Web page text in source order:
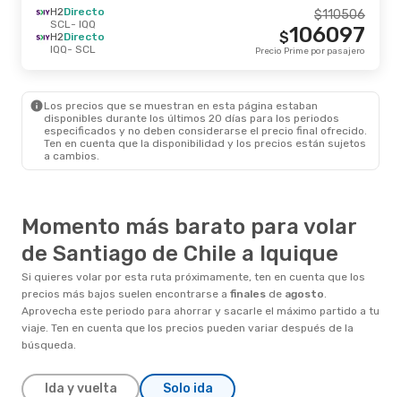
H2Directo
SCL- IQQ
H2Directo
IQQ- SCL
110506
$
106097
$
Precio Prime por pasajero
Los precios que se muestran en esta página estaban
disponibles durante los últimos 20 días para los periodos
especificados y no deben considerarse el precio final ofrecido.
Ten en cuenta que la disponibilidad y los precios están sujetos
a cambios.
Momento más barato para volar
de Santiago de Chile a Iquique
Si quieres volar por esta ruta próximamente, ten en cuenta que los
precios más bajos suelen encontrarse a finales de agosto.
Aprovecha este periodo para ahorrar y sacarle el máximo partido a tu
viaje. Ten en cuenta que los precios pueden variar después de la
búsqueda.
Ida y vuelta Solo ida